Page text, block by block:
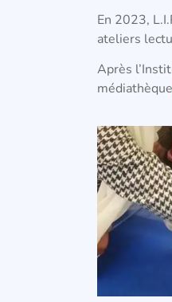
En 2023,
ateliers
Après
médiathèque